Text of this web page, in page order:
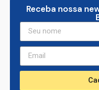
Receba nossa